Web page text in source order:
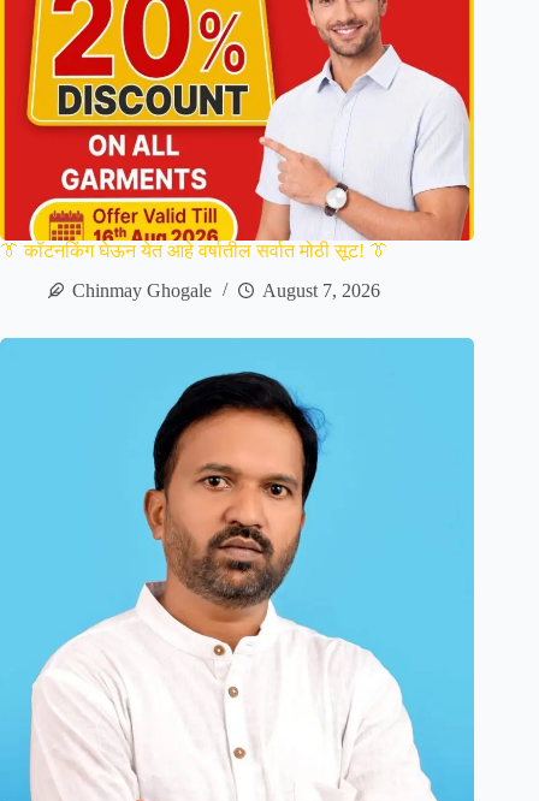
👔 कॉटनकिंग घेऊन येत आहे वर्षातील सर्वात मोठी सूट! 👔
Chinmay Ghogale
August 7, 2026